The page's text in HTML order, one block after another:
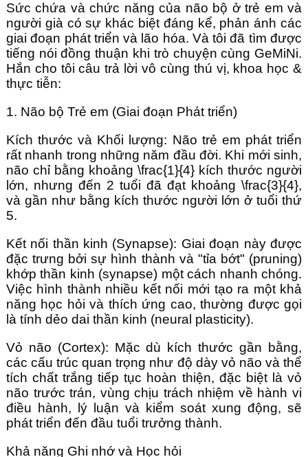
Sức chứa và chức năng của não bộ ở trẻ em và
người già có sự khác biệt đáng kể, phản ánh các
giai đoạn phát triển và lão hóa. Và tôi đã tìm được
tiếng nói đồng thuận khi trò chuyện cùng GeMiNi.
Hắn cho tôi câu trả lời vô cùng thú vị, khoa học &
thực tiễn:
1. Não bộ Trẻ em (Giai đoạn Phát triển)
Kích thước và Khối lượng: Não trẻ em phát triển
rất nhanh trong những năm đầu đời. Khi mới sinh,
não chỉ bằng khoảng \frac{1}{4} kích thước người
lớn, nhưng đến 2 tuổi đã đạt khoảng \frac{3}{4},
và gần như bằng kích thước người lớn ở tuổi thứ
5.
Kết nối thần kinh (Synapse): Giai đoạn này được
đặc trưng bởi sự hình thành và "tỉa bớt" (pruning)
khớp thần kinh (synapse) một cách nhanh chóng.
Việc hình thành nhiều kết nối mới tạo ra một khả
năng học hỏi và thích ứng cao, thường được gọi
là tính dẻo dai thần kinh (neural plasticity).
Vỏ não (Cortex): Mặc dù kích thước gần bằng,
các cấu trúc quan trọng như độ dày vỏ não và thể
tích chất trắng tiếp tục hoàn thiện, đặc biệt là vỏ
não trước trán, vùng chịu trách nhiệm về hành vi
điều hành, lý luận và kiểm soát xung động, sẽ
phát triển đến đầu tuổi trưởng thành.
Khả năng Ghi nhớ và Học hỏi